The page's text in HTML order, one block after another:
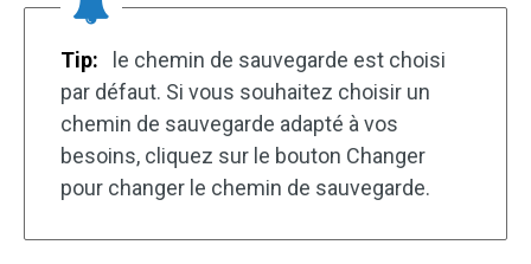
Tip:
le chemin de sauvegarde est choisi
par défaut. Si vous souhaitez choisir un
chemin de sauvegarde adapté à vos
besoins, cliquez sur le bouton Changer
pour changer le chemin de sauvegarde.